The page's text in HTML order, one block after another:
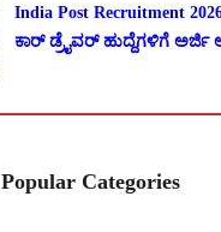
India Post Recruitment
ಕಾರ್ ಡ್ರೈವರ್ ಹುದ್ದೆಗಳಿಗೆ ಅರ್ಜಿ
Popular Categories